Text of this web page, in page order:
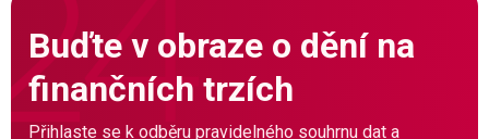
Buďte v obraze o dění na
finančních trzích
Přihlaste se k odběru pravidelného souhrnu dat a